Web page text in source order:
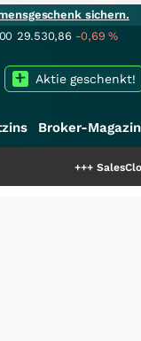
sichern.
29.530,86 -0,69%
Aktie geschenkt!
Broker-Magazin
SalesCloser